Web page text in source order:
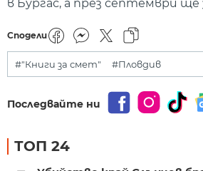
в Бургас, а през септември
Сподели
#"Книги за смет" #Пловдив
Последвайте ни
ТОП 24